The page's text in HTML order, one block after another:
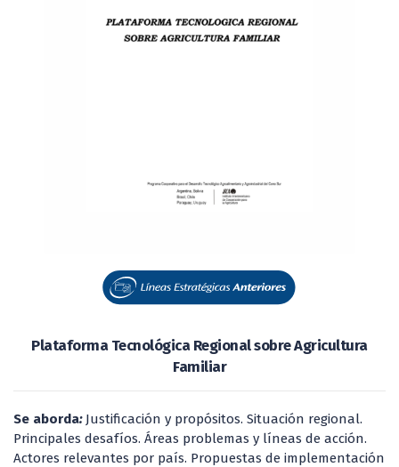
Plataforma Tecnológica Regional sobre Agricultura
Familiar
Se aborda: Justificación y propósitos. Situación regional.
Principales desafíos. Áreas problemas y líneas de acción.
Actores relevantes por país. Propuestas de implementación